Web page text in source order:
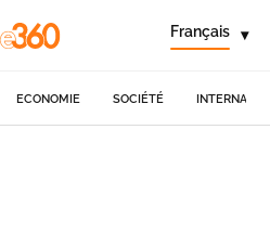
Français ▾
ECONOMIE SOCIÉTÉ